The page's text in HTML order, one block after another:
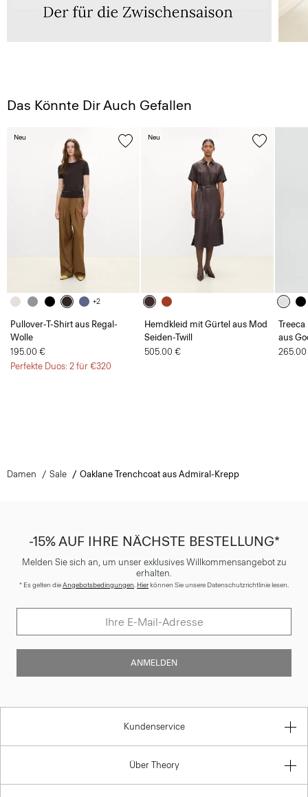
Das Könnte Dir Auch Gefallen
+2
Pullover-T-Shirt aus Regal-
Wolle
195.00 €
Perfekte Duos: 2 für €320
Neu
Hemdkleid mit Gürtel aus Mod
Seiden-Twill
505.00 €
Neu
Treeca
aus
Damen Sale Oaklane Trenchcoat aus Admiral-Krepp
-15% AUF IHRE NÄCHSTE BESTELLUNG*
Melden Sie sich an, um unser exklusives Willkommensangebot zu
erhalten.
* Es gelten dieAngebotsbedingungen. Hierkönnen Sie unsere Datenschutzrichtlinie lesen.
ANMELDEN
Kundenservice
Über Theory